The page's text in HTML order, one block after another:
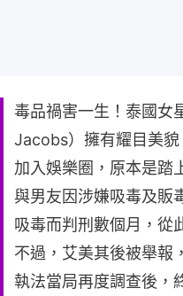
毒品禍害一生！泰國女
Jacobs）擁有耀目美
加入娛樂圈，原本是踏
與男友因涉嫌吸毒及販
吸毒而判刑數個月，從
不過，艾美其後被舉報
執法當局再度調查後，